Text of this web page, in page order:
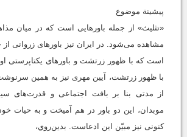
پیشینة موضوع
«تثلیث» از جمله باورهایی است که در میان
مشاهده می‌شود. در ایران نیز باورهای زروانی از
است که با ظهور زرتشت و باورهای یکتاپرستی
با ظهور زرتشت، آیین مهری نیز به همین
از مدتی بنا بر بافت اجتماعی و قدرت‌های
موبدان، این دو باور در هم آمیخت و به حیات
کنونی نیز مبیّن این ادعاست. بدين‌روي،